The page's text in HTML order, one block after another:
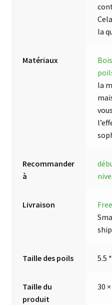
la
Matériaux
Bois
la
Recommander
à
Livraison
Free
Taille des poils 5.5
Taille du
produit
30